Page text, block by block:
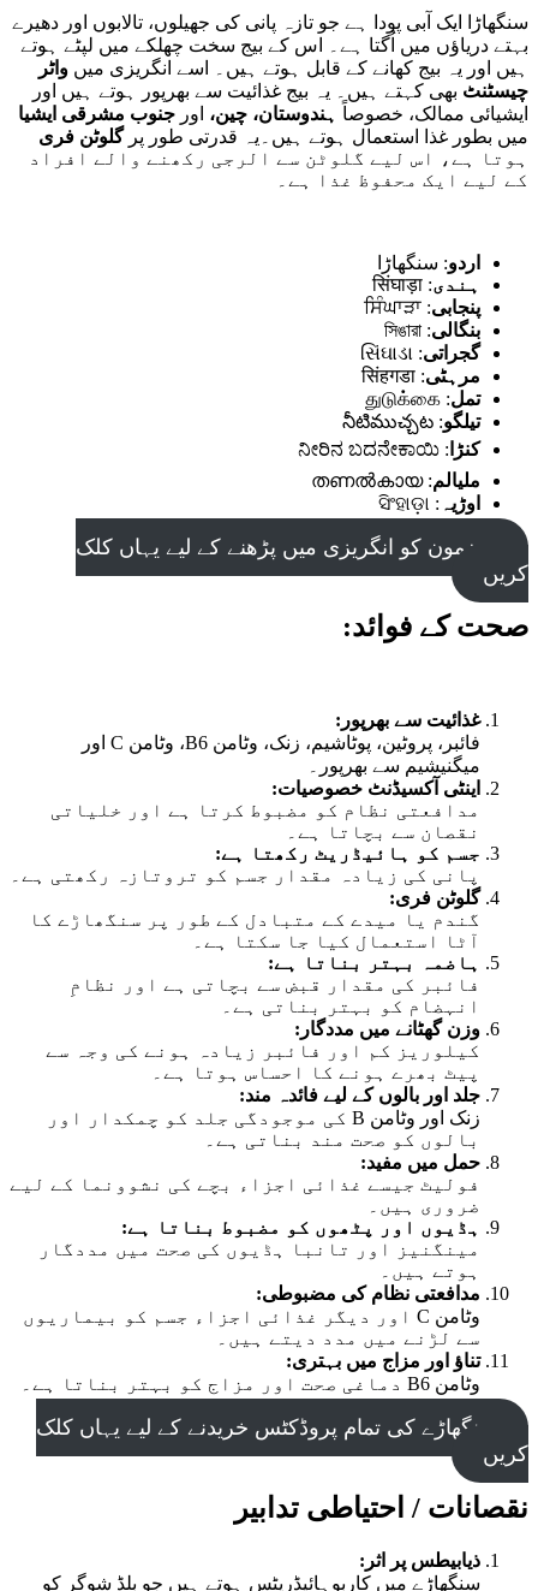
سنگھاڑا ایک آبی پودا ہے جو تازہ پانی کی جھیلوں، تالابوں اور دھیرے
بہتے دریاؤں میں اُگتا ہے۔ اس کے بیج سخت چھلکے میں لپٹے ہوتے
ہیں اور یہ بیج کھانے کے قابل ہوتے ہیں۔ اسے انگریزی میں واٹر
چیسٹنٹ بھی کہتے ہیں۔ یہ بیج غذائیت سے بھرپور ہوتے ہیں اور
ایشیائی ممالک، خصوصاً ہندوستان، چین، اور جنوب مشرقی ایشیا
میں بطور غذا استعمال ہوتے ہیں۔یہ قدرتی طور پرگلوٹن فری
ہوتا ہے، اس لیے گلوٹن سے الرجی رکھنے والے افراد
کے لیے ایک محفوظ غذا ہے۔
اردو: سنگھاڑا
ہندی: सिंघाड़ा
پنجابی: ਸਿੰਘਾੜਾ
بنگالی: সিঙারা
گجراتی: સિંઘાડા
مرہٹی: सिंहगडा
تمل: துடுக்கை
تیلگو: నీటిముచ్చట
کنڑا : ನೀರಿನ ಬದನೇಕಾಯಿ
ملیالم: തണൽകായ
اوڑیہ : ସିଂହାଡ଼ା
مضمون کو انگریزی میں پڑھنے کے لیے یہاں کلک
کریں
صحت کے فوائد:
غذائیت سے بھرپور:
فائبر، پروٹین، پوٹاشیم، زنک، وٹامن B6، وٹامن C اور
میگنیشیم سے بھرپور۔
اینٹی آکسیڈنٹ خصوصیات:
مدافعتی نظام کو مضبوط کرتا ہے اور خلیاتی
نقصان سے بچاتا ہے۔
جسم کو ہائیڈریٹ رکھتا ہے:
پانی کی زیادہ مقدار جسم کو تروتازہ رکھتی ہے۔
گلوٹن فری:
گندم یا میدے کے متبادل کے طور پر سنگھاڑے کا
آٹا استعمال کیا جا سکتا ہے۔
ہاضمہ بہتر بناتا ہے:
فائبر کی مقدار قبض سے بچاتی ہے اور نظامِ
انہضام کو بہتر بناتی ہے۔
وزن گھٹانے میں مددگار:
کیلوریز کم اور فائبر زیادہ ہونے کی وجہ سے
پیٹ بھرے ہونے کا احساس ہوتا ہے۔
جلد اور بالوں کے لیے فائدہ مند:
زنک اور وٹامن B کی موجودگی جلد کو چمکدار اور
بالوں کو صحت مند بناتی ہے۔
حمل میں مفید:
فولیٹ جیسے غذائی اجزاء بچے کی نشوونما کے لیے
ضروری ہیں۔
ہڈیوں اور پٹھوں کو مضبوط بناتا ہے:
مینگنیز اور تانبا ہڈیوں کی صحت میں مددگار
ہوتے ہیں۔
مدافعتی نظام کی مضبوطی:
وٹامن C اور دیگر غذائی اجزاء جسم کو بیماریوں
سے لڑنے میں مدد دیتے ہیں۔
تناؤ اور مزاج میں بہتری:
وٹامن B6 دماغی صحت اور مزاج کو بہتر بناتا ہے۔
سنگھاڑے کی تمام پروڈکٹس خریدنے کے لیے یہاں کلک
کریں
نقصانات / احتیاطی تدابیر
ذیابیطس پر اثر:
سنگھاڑے میں کاربوہائیڈریٹس ہوتے ہیں جو بلڈ شوگر کو